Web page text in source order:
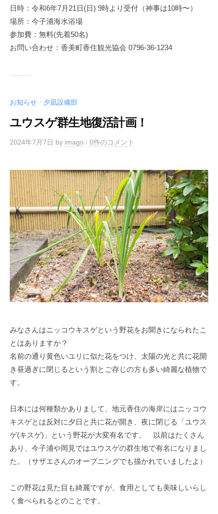
日時：令和6年7月21日(日) 9時より受付（神事は10時〜）
場所：今子浦海水浴場
参加費：無料(先着50名)
お問い合わせ：香美町香住観光協会 0796-36-1234
お知らせ / 夕凪設備部
ユウスゲ群生地復活計画！
2024年7月7日 by imago / 0件のコメント
みなさんはニッコウキスゲという野花をお聞きになられたこ
とはありますか？
名前の通り黄色いユリに似た花をつけ、太陽の光と共に花開
き昼過ぎに閉じるという割とご存じの方も多い綺麗な植物で
す。
日本には何種類かありまして、地元香住の海岸にはニッコウ
キスゲとは反対に夕日と共に花が開き、夜に閉じる「ユウス
ゲ(キスゲ)」という野花が大変有名です。 以前はたくさん
あり、今子浦や岡見ではユウスゲの群生地で有名になりまし
た。（サザエさんのオープニングでも描かれていましたよ）
この野花は見た目も綺麗ですが、食用としても美味しいらし
く食べられるとのことです。